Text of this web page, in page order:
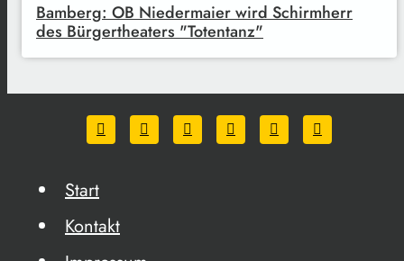
Bamberg: OB Niedermaier wird Schirmherr
des Bürgertheaters "Totentanz"
Start
Kontakt